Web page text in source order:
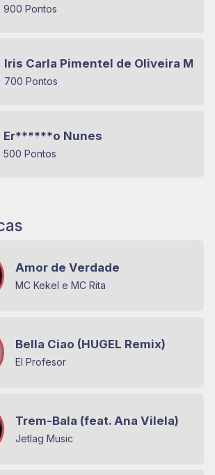
900 Pontos
Iris Carla Pimentel de Oliveira
700 Pontos
Er******o Nunes
500 Pontos
Amor de Verdade
MC Kekel e MC Rita
Bella Ciao (HUGEL Remix)
El Profesor
Trem-Bala (feat. Ana Vilela)
Jetlag Music